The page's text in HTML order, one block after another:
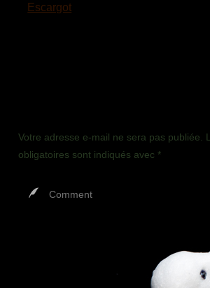
Escargot
Votre adresse e-mail ne sera pas publiée.
obligatoires sont indiqués avec *